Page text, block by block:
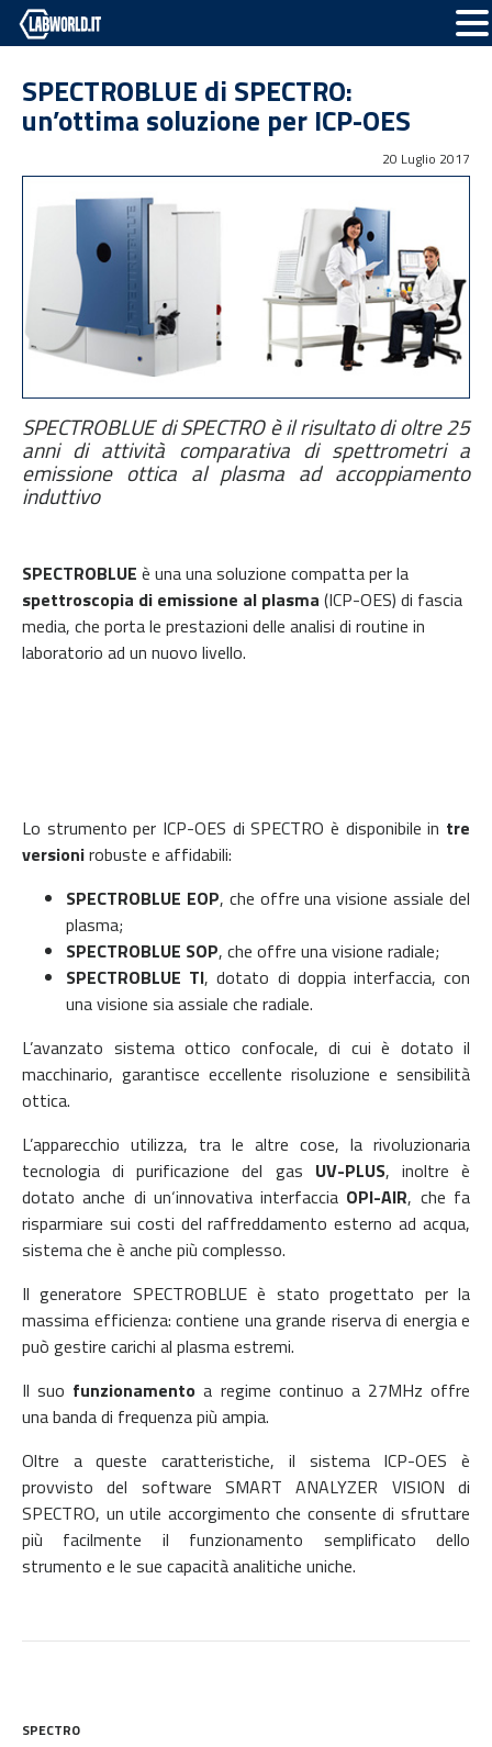
SPECTROBLUE di SPECTRO:
un’ottima soluzione per ICP-OES
20 Luglio 2017
SPECTROBLUE di SPECTRO è il risultato di oltre 25
anni di attività comparativa di spettrometri a
emissione ottica al plasma ad accoppiamento
induttivo
SPECTROBLUE è una una soluzione compatta per la
spettroscopia di emissione al plasma (ICP-OES) di fascia
media, che porta le prestazioni delle analisi di routine in
laboratorio ad un nuovo livello.
Lo strumento per ICP-OES di SPECTRO è disponibile in tre
versionirobuste e affidabili:
SPECTROBLUE EOP, che offre una visione assiale del
plasma;
SPECTROBLUE SOP, che offre una visione radiale;
SPECTROBLUE TI, dotato di doppia interfaccia, con
una visione sia assiale che radiale.
L’avanzato sistema ottico confocale, di cui è dotato il
macchinario, garantisce eccellente risoluzione e sensibilità
ottica.
L’apparecchio utilizza, tra le altre cose, la rivoluzionaria
tecnologia di purificazione del gas UV-PLUS, inoltre è
dotato anche di un‘innovativa interfaccia OPI-AIR, che fa
risparmiare sui costi del raffreddamento esterno ad acqua,
sistema che è anche più complesso.
Il generatore SPECTROBLUE è stato progettato per la
massima efficienza: contiene una grande riserva di energia e
può gestire carichi al plasma estremi.
Il suo funzionamentoa regime continuo a 27MHz offre
una banda di frequenza più ampia.
Oltre a queste caratteristiche, il sistema ICP-OES è
provvisto del software SMART ANALYZER VISION di
SPECTRO, un utile accorgimento che consente di sfruttare
più facilmente il funzionamento semplificato dello
strumento e le sue capacità analitiche uniche.
SPECTRO